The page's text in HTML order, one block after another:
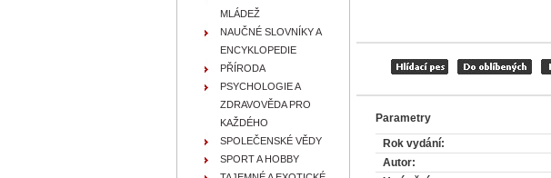
Parametry
Rok vydání:
Autor:
MLÁDEŽ
NAUČNÉ SLOVNÍKY A
ENCYKLOPEDIE
PŘÍRODA
PSYCHOLOGIE A
ZDRAVOVĚDA PRO
KAŽDÉHO
SPOLEČENSKÉ VĚDY
SPORT A HOBBY